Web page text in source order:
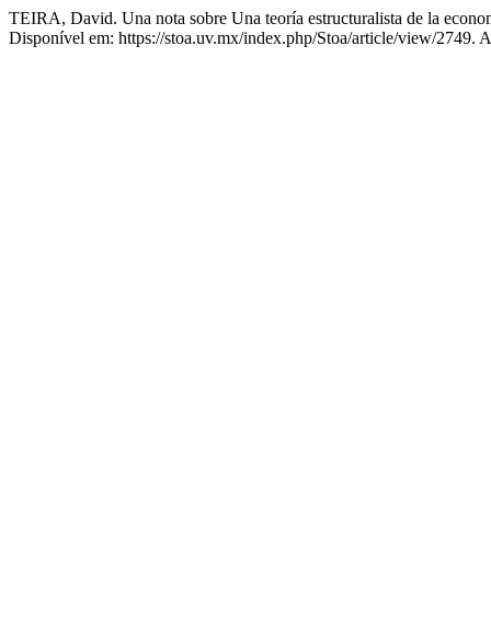
TEIRA, David. Una nota sobre Una teoría estructuralista de la
Disponível em: https://stoa.uv.mx/index.php/Stoa/article/view/2749.